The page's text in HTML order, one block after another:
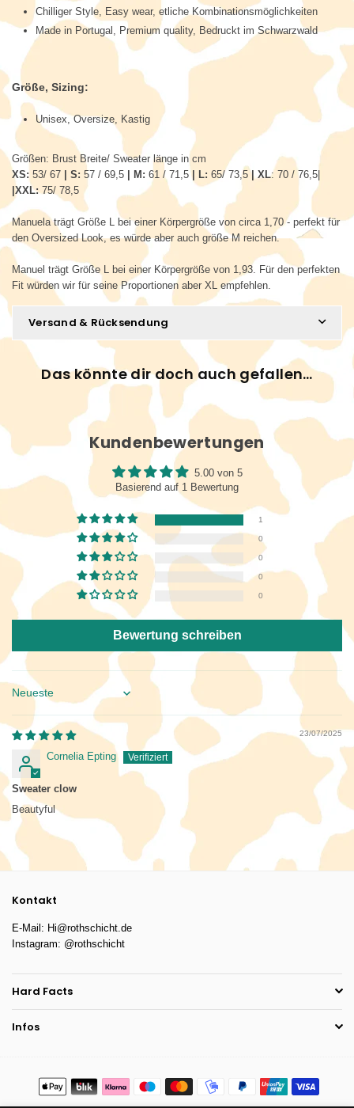
Chilliger Style, Easy wear, etliche Kombinationsmöglichkeiten
Made in Portugal, Premium quality, Bedruckt im Schwarzwald
Größe, Sizing:
Unisex, Oversize, Kastig
Größen: Brust Breite/ Sweater länge in cm
XS: 53/ 67 S: 57 / 69,5 | M: 61 / 71,5| L: 65/ 73,5| XL: 70 / 76,5|
|XXL:75/ 78,5
Manuela trägt Größe L bei einer Körpergröße von circa 1,70 - perfekt für
den Oversized Look, es würde aber auch größe M reichen.
Manuel trägt Größe L bei einer Körpergröße von 1,93. Für den perfekten
Fit würden wir für seine Proportionen aber XL empfehlen.
Versand & Rücksendung
Das könnte dir doch auch gefallen…
Kundenbewertungen
5.00 von 5
Basierend auf 1 Bewertung
1
0
0
0
0
Bewertung schreiben
Sort by
23/07/2025
Cornelia Epting
Sweater clow
Beautyful
Kontakt
E-Mail: Hi@rothschicht.de
Instagram: @rothschicht
Hard Facts
Infos